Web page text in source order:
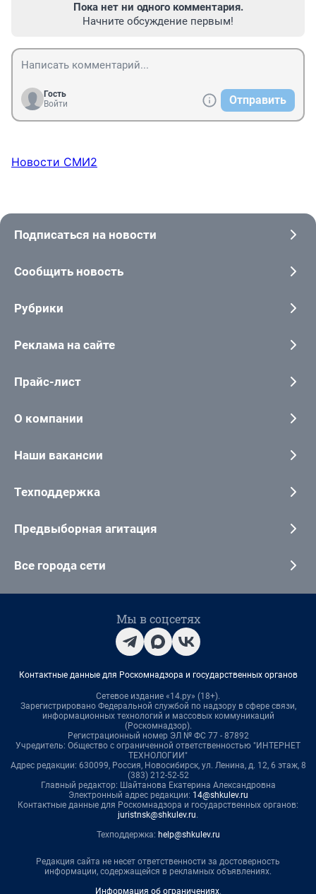
Пока нет ни одного комментария.
Начните обсуждение первым!
Гость
Войти
Отправить
Новости СМИ2
Подписаться на новости
Сообщить новость
Рубрики
Реклама на сайте
Прайс-лист
О компании
Наши вакансии
Техподдержка
Предвыборная агитация
Все города сети
Мы в соцсетях
Контактные данные для Роскомнадзора и государственных органов
Сетевое издание «14.ру» (18+).
Зарегистрировано Федеральной службой по надзору в сфере связи,
информационных технологий и массовых коммуникаций
(Роскомнадзор).
Регистрационный номер ЭЛ № ФС 77 - 87892
Учредитель: Общество с ограниченной ответственностью "ИНТЕРНЕТ
ТЕХНОЛОГИИ"
Адрес редакции: 630099, Россия, Новосибирск, ул. Ленина, д. 12, 6 этаж, 8
(383) 212-52-52
Главный редактор: Шайтанова Екатерина Александровна
Электронный адрес редакции: 14@shkulev.ru
Контактные данные для Роскомнадзора и государственных органов:
juristnsk@shkulev.ru.
Техподдержка: help@shkulev.ru
Редакция сайта не несет ответственности за достоверность
информации, содержащейся в рекламных объявлениях.
Информация об ограничениях.